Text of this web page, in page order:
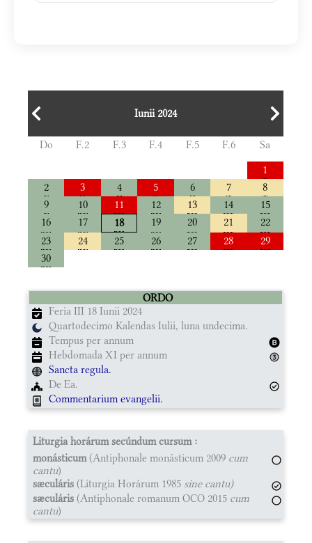
Iunii 2024
Do F.2 F.3 F.4 F.5 F.6
Sa
1
2
3 4 5 6 7
8
9
10 11 12 13 14
15
16
17 18 19 20 21
22
23
24 25 26 27 28
29
30
ORDO
Feria III 18 Iunii 2024
Quartodecimo Kalendas Iulii, luna undecima.
Tempus per annum
Hebdomada XI per annum
Sancta regula.
De Ea.
Commentarium evangelii.
Liturgia horárum secúndum cursum :
monásticum(Antiphonale monásticum 2009 cum
cantu)
sæculáris (Liturgia Horárum 1985 sine cantu)
sæculáris (Antiphonale romanum OCO 2015 cum
cantu)